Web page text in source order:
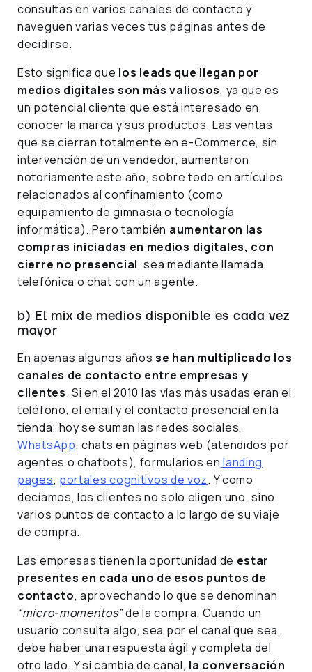
consultas en varios canales de contacto y
naveguen varias veces tus páginas antes de
decidirse.
Esto significa que los leads que llegan por
medios digitales son más valiosos, ya que es
un potencial cliente que está interesado en
conocer la marca y sus productos. Las ventas
que se cierran totalmente en e-Commerce, sin
intervención de un vendedor, aumentaron
notoriamente este año, sobre todo en artículos
relacionados al confinamiento (como
equipamiento de gimnasia o tecnología
informática). Pero también aumentaron las
compras iniciadas en medios digitales, con
cierre no presencial, sea mediante llamada
telefónica o chat con un agente.
b) El mix de medios disponible es cada vez
mayor
En apenas algunos añosse han multiplicado los
canales de contacto entre empresas y
clientes. Si en el 2010 las vías más usadas eran el
teléfono, el email y el contacto presencial en la
tienda; hoy se suman las redes sociales,
WhatsApp, chats en páginas web (atendidos por
agentes o chatbots), formularios en landing
pages, portales cognitivos de voz. Y como
decíamos, los clientes no solo eligen uno, sino
varios puntos de contacto a lo largo de su viaje
de compra.
Las empresas tienen la oportunidad de estar
presentes en cada uno de esos puntos de
contacto, aprovechando lo que se denominan
“micro-momentos”de la compra. Cuando un
usuario consulta algo, sea por el canal que sea,
debe haber una respuesta ágil y completa del
otro lado. Y si cambia de canal, la conversación